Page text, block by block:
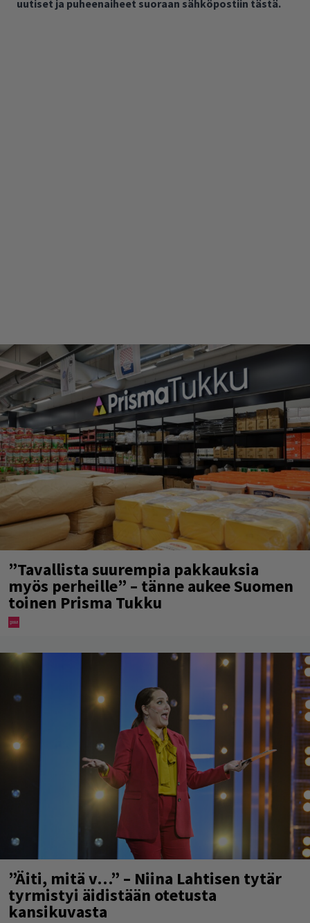
uutiset ja puheenaiheet suoraan sähköpostiin tästä.
”Tavallista suurempia pakkauksia
myös perheille” – tänne aukee Suomen
toinen Prisma Tukku
”Äiti, mitä v…” – Niina Lahtisen tytär
tyrmistyi äidistään otetusta
kansikuvasta